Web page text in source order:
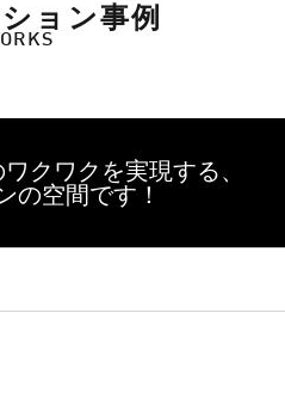
ョン事例
クワクを実現する、
の空間です！